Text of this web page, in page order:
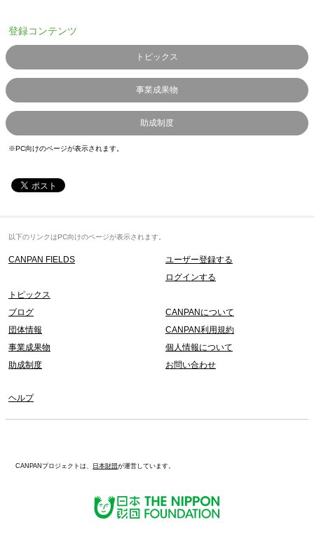
登録コンテンツ
トピックス
事業成果物
助成制度
※PC向けのページが表示されます。
以下のリンクはPC向けのページが表示されます。
CANPAN FIELDS
ユーザー登録する
ログインする
トピックス
ブログ
団体情報
事業成果物
助成制度
CANPANについて
CANPAN利用規約
個人情報について
お問い合わせ
ヘルプ
CANPANプロジェクトは、 日本財団が運営しています。